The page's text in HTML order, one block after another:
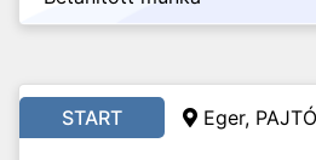
START Eger,